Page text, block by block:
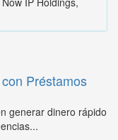
Préstamos
generar dinero rápido